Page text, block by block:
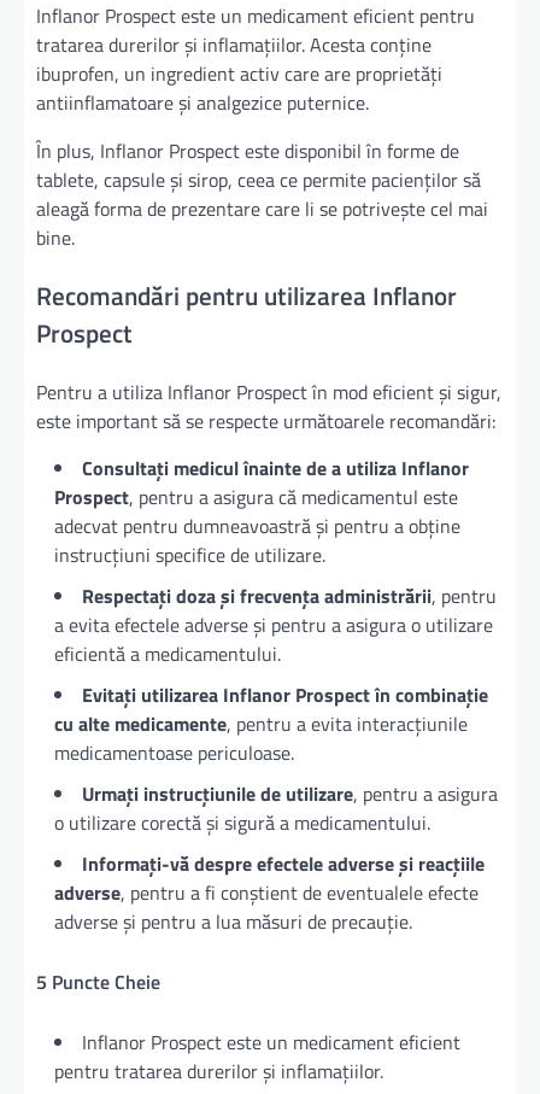
Inflanor Prospect este un medicament eficient pentru
tratarea durerilor și inflamațiilor. Acesta conține
ibuprofen, un ingredient activ care are proprietăți
antiinflamatoare și analgezice puternice.
În plus, Inflanor Prospect este disponibil în forme de
tablete, capsule și sirop, ceea ce permite pacienților să
aleagă forma de prezentare care li se potrivește cel mai
bine.
Recomandări pentru utilizarea Inflanor
Prospect
Pentru a utiliza Inflanor Prospect în mod eficient și sigur,
este important să se respecte următoarele recomandări:
Consultați medicul înainte de a utiliza Inflanor
Prospect, pentru a asigura că medicamentul este
adecvat pentru dumneavoastră și pentru a obține
instrucțiuni specifice de utilizare.
Respectați doza și frecvența administrării, pentru
a evita efectele adverse și pentru a asigura o utilizare
eficientă a medicamentului.
Evitați utilizarea Inflanor Prospect în combinație
cu alte medicamente, pentru a evita interacțiunile
medicamentoase periculoase.
Urmați instrucțiunile de utilizare, pentru a asigura
o utilizare corectă și sigură a medicamentului.
Informați-vă despre efectele adverse și reacțiile
adverse, pentru a fi conștient de eventualele efecte
adverse și pentru a lua măsuri de precauție.
5 Puncte Cheie
Inflanor Prospect este un medicament eficient
pentru tratarea durerilor și inflamațiilor.